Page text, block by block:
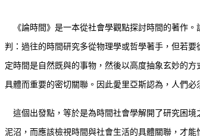
《論時間》是一本從社會學觀點探討時間的著作。
判：過往的時間研究多從物理學或哲學著手，但若
定時間是自然既與的事物，然後以高度抽象玄妙的
具體而重要的密切關聯。因此愛里亞斯認為，人們
這個出發點，等於是為時間社會學解開了研究困境
泥沼，而應該檢視時間與社會生活的具體關聯，才